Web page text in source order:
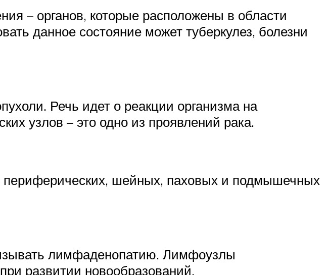
– органов, которые расположены в области
данное состояние может туберкулез, болезни
Речь идет о реакции организма на
узлов – это одно из проявлений рака.
периферических, шейных, паховых и подмышечных
лимфаденопатию. Лимфоузлы
развитии новообразований.